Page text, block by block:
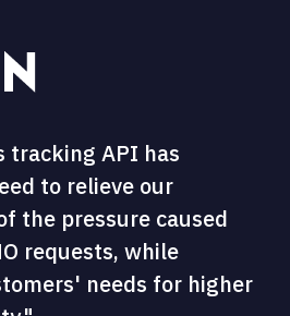
tracking API has
to relieve our
the pressure caused
requests, while
needs for higher